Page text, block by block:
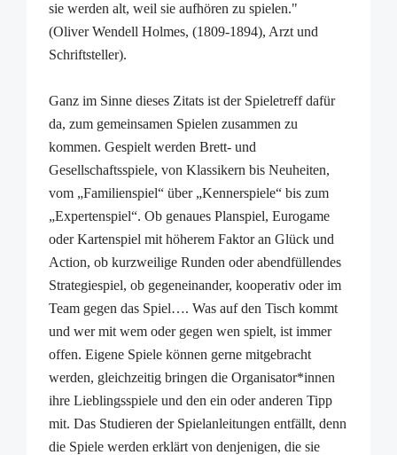
sie werden alt, weil sie aufhören zu spielen."
(Oliver Wendell Holmes, (1809-1894), Arzt und
Schriftsteller).
Ganz im Sinne dieses Zitats ist der Spieletreff dafür
da, zum gemeinsamen Spielen zusammen zu
kommen. Gespielt werden Brett- und
Gesellschaftsspiele, von Klassikern bis Neuheiten,
vom „Familienspiel“ über „Kennerspiele“ bis zum
„Expertenspiel“. Ob genaues Planspiel, Eurogame
oder Kartenspiel mit höherem Faktor an Glück und
Action, ob kurzweilige Runden oder abendfüllendes
Strategiespiel, ob gegeneinander, kooperativ oder im
Team gegen das Spiel…. Was auf den Tisch kommt
und wer mit wem oder gegen wen spielt, ist immer
offen. Eigene Spiele können gerne mitgebracht
werden, gleichzeitig bringen die Organisator*innen
ihre Lieblingsspiele und den ein oder anderen Tipp
mit. Das Studieren der Spielanleitungen entfällt, denn
die Spiele werden erklärt von denjenigen, die sie